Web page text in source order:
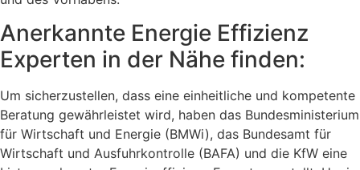
Anerkannte Energie Effizienz
Experten in der Nähe finden:
Um sicherzustellen, dass eine einheitliche und kompetente
Beratung gewährleistet wird, haben das Bundesministerium
für Wirtschaft und Energie (BMWi), das Bundesamt für
Wirtschaft und Ausfuhrkontrolle (BAFA) und die KfW eine